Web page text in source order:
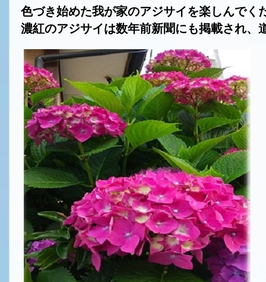
色づき始めた我が家のアジサイを楽しんでく
濃紅のアジサイは数年前新聞にも掲載され、